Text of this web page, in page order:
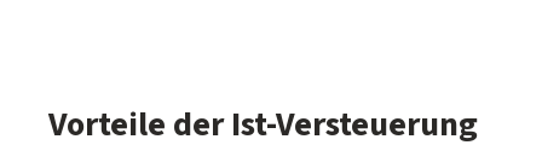
Vorteile der Ist-Versteuerung